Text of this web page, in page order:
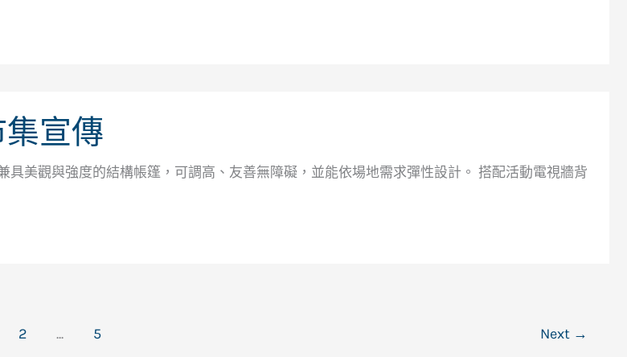
宣傳
具美觀與強度的結構帳篷，可調高、友善無障礙，並能依場地需求彈性設計。 搭配活動電視牆背
2 ... 5 Next →